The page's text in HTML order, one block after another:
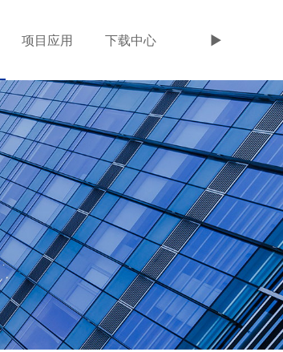
项目应用 下载中心 ►